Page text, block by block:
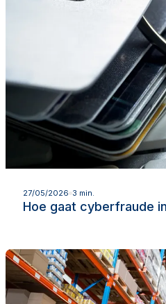
27/05/2026 3 min.
Hoe gaat cyberfraude
Lees meer